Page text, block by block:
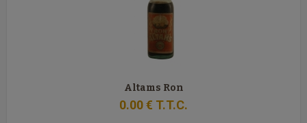
Altams Ron
0.00€ T.T.C.